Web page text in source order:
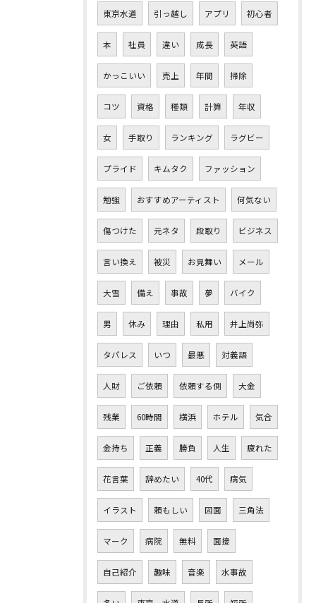
東京水道 引っ越し アプリ 初心者
本 社員 違い 成長 英語
かっこいい 売上 年間 掃除
コツ 資格 種類 計算 年収
女 手取り ランキング ラグビー
プライド キムタク ファッション
勉強 おすすめアーティスト 何気ない
傷つけた 元ネタ 段取り ビジネス
言い換え 被災 お見舞い メール
大雪 備え 事故 夢 バイク
男 休み 理由 私用 井上尚弥
タパレス いつ 最悪 対義語
人財 ご依頼 依頼する側 大金
残業 60時間 横浜 ホテル 気合
金持ち 正義 勝負 人生 疲れた
花言葉 辞めたい 40代 病気
イラスト 頼もしい 図面 三角法
マーク 病院 無料 面接
自己紹介 趣味 音楽 水事故